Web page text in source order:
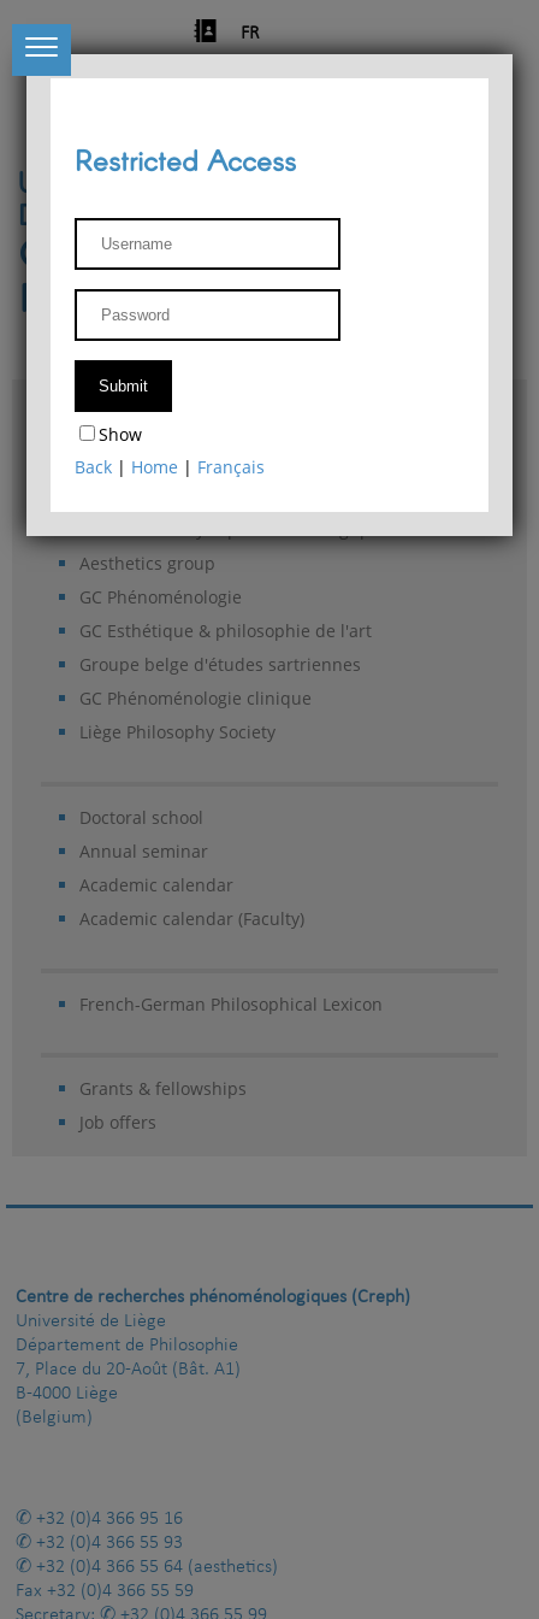
FR
University of Liège
Départment of Philosophy
Center for Phenomenological
Research
Access & maps
Philosophy Department Library
Aesthetics group
GC Phénoménologie
GC Esthétique & philosophie de l'art
Groupe belge d'études sartriennes
GC Phénoménologie clinique
Liège Philosophy Society
Doctoral school
Annual seminar
Academic calendar
Academic calendar (Faculty)
French-German Philosophical Lexicon
Grants & fellowships
Job offers
Restricted Access
Show
Back | Home | Français
Centre de recherches phénoménologiques (Creph)
Université de Liège
Département de Philosophie
7, Place du 20-Août (Bât. A1)
B-4000 Liège
(Belgium)
+32 (0)4 366 95 16
+32 (0)4 366 55 93
+32 (0)4 366 55 64 (aesthetics)
Fax +32 (0)4 366 55 59